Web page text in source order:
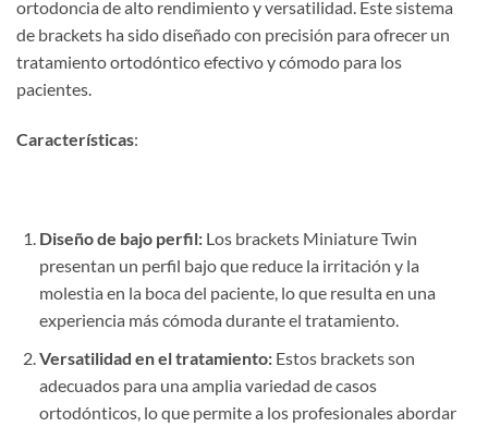
ortodoncia de alto rendimiento y versatilidad. Este sistema
de brackets ha sido diseñado con precisión para ofrecer un
tratamiento ortodóntico efectivo y cómodo para los
pacientes.
Características:
Diseño de bajo perfil:Los brackets Miniature Twin
presentan un perfil bajo que reduce la irritación y la
molestia en la boca del paciente, lo que resulta en una
experiencia más cómoda durante el tratamiento.
Versatilidad en el tratamiento:Estos brackets son
adecuados para una amplia variedad de casos
ortodónticos, lo que permite a los profesionales abordar